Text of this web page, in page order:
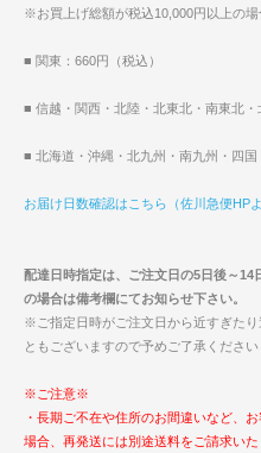
※お買上げ総額が税込10,000円以上の場
■ 関東：660円（税込）
■ 信越・関西・北陸・北東北・南東北・
■ 北海道・沖縄・北九州・南九州・四国
お届け日数確認はこちら（佐川急便HPよ
配達日時指定は、ご注文日の5日後～
の場合は備考欄にてお知らせ下さい。
※ご指定日時がご注文日から近すぎた
ともございますので予めご了承ください
※ご注意※
・長期ご不在や住所のお間違いなど、
場合、再発送には別途送料をご請求いた